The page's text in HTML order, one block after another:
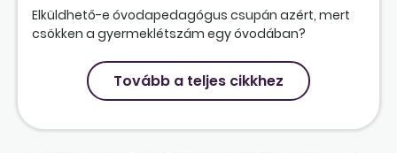
Elküldhető-e óvodapedagógus csupán azért, mert
csökken a gyermeklétszám egy óvodában?
Tovább a teljes cikkhez